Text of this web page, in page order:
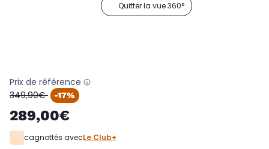
Quitter la vue 360°
Prix de référence
oldPrice
349,90€ -17%
289,00€
cagnottés avecLe Club+